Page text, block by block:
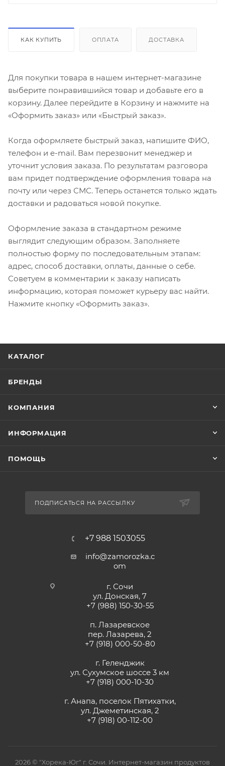
КАК КУПИТЬ ОПЛАТА ДОСТАВКА
Для покупки товара в нашем интернет-магазине
выберите понравившийся товар и добавьте его в
корзину. Далее перейдите в Корзину и нажмите на
«Оформить заказ» или «Быстрый заказ».
Когда оформляете быстрый заказ, напишите ФИО,
телефон и e-mail. Вам перезвонит менеджер и
уточнит условия заказа. По результатам разговора
вам придет подтверждение оформления товара на
почту или через СМС. Теперь останется только ждать
доставки и радоваться новой покупке.
Оформление заказа в стандартном режиме
выглядит следующим образом. Заполняете
полностью форму по последовательным этапам:
адрес, способ доставки, оплаты, данные о себе.
Советуем в комментарии к заказу написать
информацию, которая поможет курьеру вас найти.
Нажмите кнопку «Оформить заказ».
КАТАЛОГ
БРЕНДЫ
КОМПАНИЯ
ИНФОРМАЦИЯ
ПОМОЩЬ
ПОДПИСАТЬСЯ НА РАССЫЛКУ
+7 988 1503055
info@zamorozka.c
om
г. Сочи
ул. Донская, 7
+7 (988) 150-30-55
п. Лазаревское
пер. Лазарева, 2
+7 (918) 000-50-80
г. Геленджик
ул. Сухумское шоссе 3 км
+7 (918) 000-10-30
г. Анапа, поселок Пятихатки,
ул. Джеметинская, 2
+7 (918) 00-112-00
2026 © "Хорека-Юг" г. Сочи. Интернет-магазин продуктов